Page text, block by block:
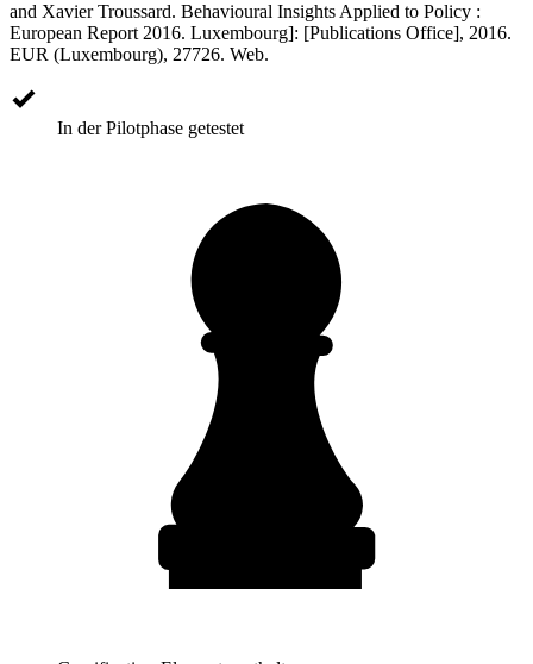
and Xavier Troussard. Behavioural Insights Applied to Policy :
European Report 2016. Luxembourg]: [Publications Office], 2016.
EUR (Luxembourg), 27726. Web.
In der Pilotphase getestet